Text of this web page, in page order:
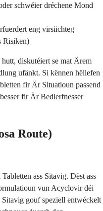
schwéier dréchene Mond
eng virsiichteg
Risiken)
diskutéiert se mat Ärem
ufänkt. Si kënnen hëllefen
fir Är Situatioun passend
fir Är Bedierfnesser
Route)
ass Sitavig. Dëst ass
vun Acyclovir déi
gouf speziell entwéckelt